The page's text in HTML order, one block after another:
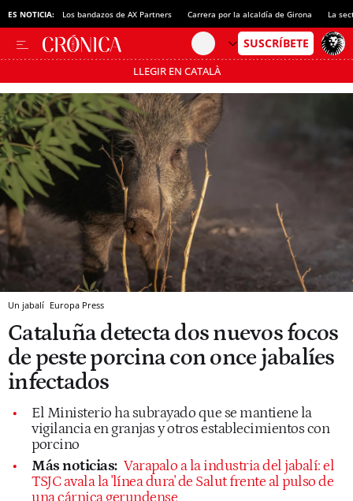
ES NOTICIA: Los bandazos de AX Partners Carrera por la alcaldía de Girona La
LLEGIR EN CATALÀ
Pásate al MODO AHORRO
Un jabalí Europa Press
Cataluña detecta dos nuevos focos
de peste porcina con once jabalíes
infectados
El Ministerio ha subrayado que se mantiene la
vigilancia en granjas y otros establecimientos con
porcino
Más noticias: Varapalo a la industria del jabalí: el
TSJC avala la 'línea dura' de Salut frente al pulso de
una cárnica gerundense